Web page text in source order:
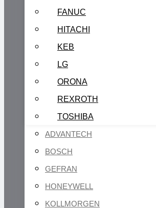
FANUC
HITACHI
KEB
LG
ORONA
REXROTH
TOSHIBA
ADVANTECH
BOSCH
GEFRAN
HONEYWELL
KOLLMORGEN